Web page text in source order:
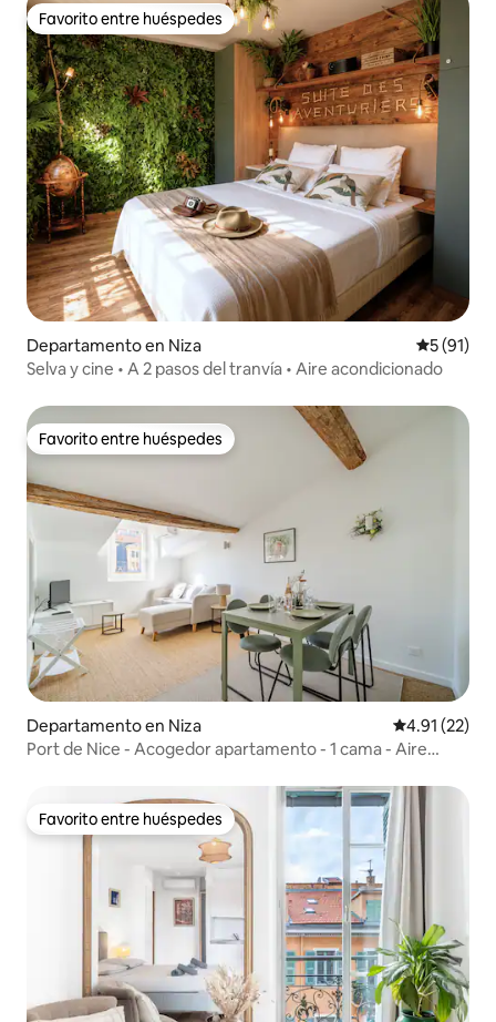
Favorito entre huéspedes
Favorito entre huéspedes
Departamento en Niza
5 (91)
Selva y cine • A 2 pasos del tranvía • Aire acondicionado
Favorito entre huéspedes
Favorito entre huéspedes
Departamento en Niza Calificación
4.91 (22)
Port de Nice - Acogedor apartamento - 1 cama - Aire
Favorito entre huéspedes
Favorito entre huéspedes